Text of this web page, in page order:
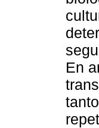
En